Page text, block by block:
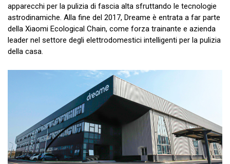
apparecchi per la pulizia di fascia alta sfruttando le tecnologie
astrodinamiche. Alla fine del 2017, Dreame è entrata a far parte
della Xiaomi Ecological Chain, come forza trainante e azienda
leader nel settore degli elettrodomestici intelligenti per la pulizia
della casa.